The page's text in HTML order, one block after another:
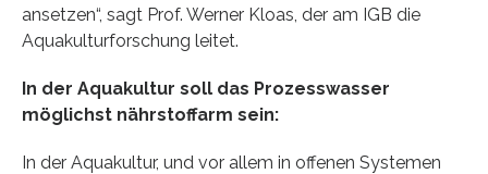
ansetzen“, sagt Prof. Werner Kloas, der am IGB die
Aquakulturforschung leitet.
In der Aquakultur soll das Prozesswasser
möglichst nährstoffarm sein:
In der Aquakultur, und vor allem in offenen Systemen